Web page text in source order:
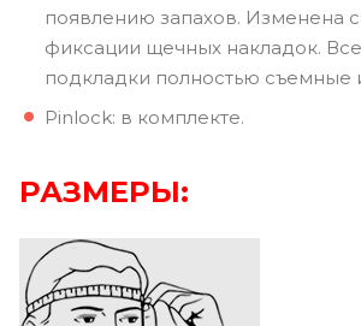
появлению запахов. Изменена
фиксации щечных накладок.
подкладки полностью
Pinlock: в комплекте.
РАЗМЕРЫ: